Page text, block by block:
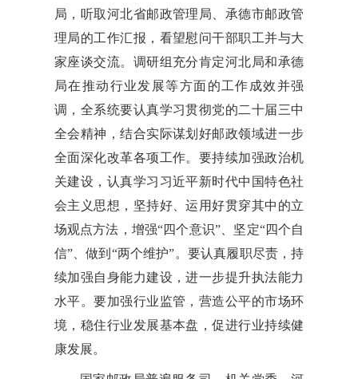
局，听取河北省邮政管理局、承德市邮政管
理局的工作汇报，看望慰问干部职工并与大
家座谈交流。调研组充分肯定河北局和承德
局在推动行业发展等方面的工作成效并强
调，全系统要认真学习贯彻党的二十届三中
全会精神，结合实际谋划好邮政领域进一步
全面深化改革各项工作。要持续加强政治机
关建设，认真学习习近平新时代中国特色社
会主义思想，坚持好、运用好贯穿其中的立
场观点方法，增强“四个意识”、坚定“四个自
信”、做到“两个维护”。要认真履职尽责，持
续加强自身能力建设，进一步提升执法能力
水平。要加强行业监管，营造公平的市场环
境，稳住行业发展基本盘，促进行业持续健
康发展。